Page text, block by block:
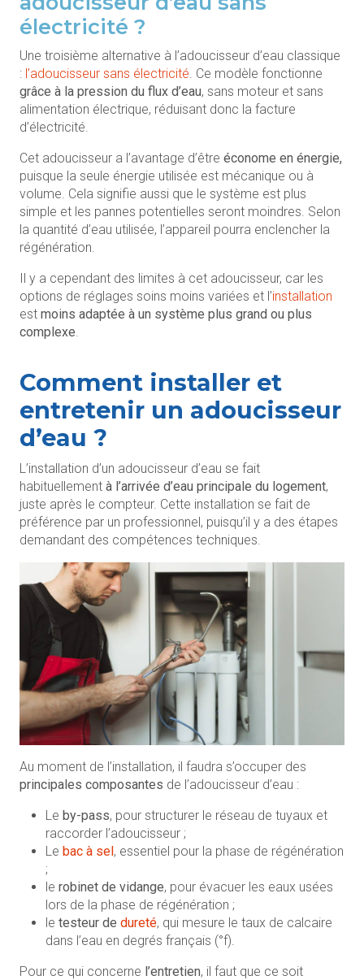
électricité ?
Une troisième alternative à l’adoucisseur d’eau classique
: l’adoucisseur sans électricité. Ce modèle fonctionne
grâce à la pression du flux d’eau, sans moteur et sans
alimentation électrique, réduisant donc la facture
d’électricité.
Cet adoucisseur a l’avantage d’être économe en énergie,
puisque la seule énergie utilisée est mécanique ou à
volume. Cela signifie aussi que le système est plus
simple et les pannes potentielles seront moindres. Selon
la quantité d’eau utilisée, l’appareil pourra enclencher la
régénération.
Il y a cependant des limites à cet adoucisseur, car les
options de réglages soins moins variées et l’installation
est moins adaptée à un système plus grand ou plus
complexe.
Comment installer et
entretenir un adoucisseur
d’eau ?
L’installation d’un adoucisseur d’eau se fait
habituellement à l’arrivée d’eau principale du logement,
juste après le compteur. Cette installation se fait de
préférence par un professionnel, puisqu’il y a des étapes
demandant des compétences techniques.
Au moment de l’installation, il faudra s’occuper des
principales composantes de l’adoucisseur d’eau :
Le by-pass, pour structurer le réseau de tuyaux et
raccorder l’adoucisseur ;
Le bac à sel, essentiel pour la phase de régénération
;
le robinet de vidange, pour évacuer les eaux usées
lors de la phase de régénération ;
le testeur de dureté, qui mesure le taux de calcaire
dans l’eau en degrés français (°f).
Pour ce qui concerne l’entretien, il faut que ce soit